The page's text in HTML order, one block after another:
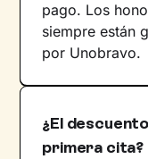
pago. Los
siempre están
por Unobravo.
¿El
primera cita?